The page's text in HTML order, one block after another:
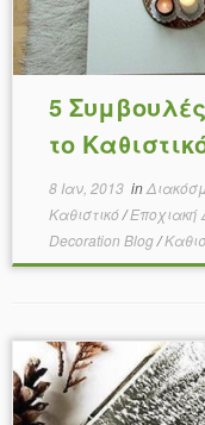
5
το
8 Ιαν, 2013in
Καθιστικό/Εποχιακή
Decoration Blog/